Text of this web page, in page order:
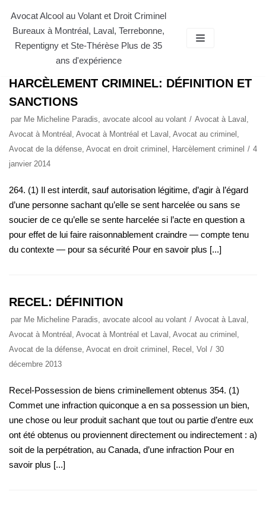
Aller
au
contenu
Avocat Alcool au Volant et Droit Criminel
Bureaux à Montréal, Laval, Terrebonne,
Repentigny et Ste-Thérèse Plus de 35
ans d'expérience
AVOCAT À MONTRÉAL ET LAVAL
HARCÈLEMENT CRIMINEL: DÉFINITION ET
SANCTIONS
par Me Micheline Paradis, avocate alcool au volant Avocat à Laval ,
Avocat à Montréal , Avocat à Montréal et Laval , Avocat au criminel ,
Avocat de la défense, Avocat en droit criminel , Harcèlement criminel
4
janvier 2014
264. (1) Il est interdit, sauf autorisation légitime, d’agir à l’égard
d’une personne sachant qu’elle se sent harcelée ou sans se
soucier de ce qu’elle se sente harcelée si l’acte en question a
pour effet de lui faire raisonnablement craindre — compte tenu
du contexte — pour sa sécurité Pour en savoir plus [...]
RECEL: DÉFINITION
par Me Micheline Paradis, avocate alcool au volant Avocat à Laval ,
Avocat à Montréal , Avocat à Montréal et Laval , Avocat au criminel ,
Avocat de la défense, Avocat en droit criminel , Recel , Vol
30
décembre 2013
Recel-Possession de biens criminellement obtenus 354. (1)
Commet une infraction quiconque a en sa possession un bien,
une chose ou leur produit sachant que tout ou partie d’entre eux
ont été obtenus ou proviennent directement ou indirectement : a)
soit de la perpétration, au Canada, d’une infraction Pour en
savoir plus [...]